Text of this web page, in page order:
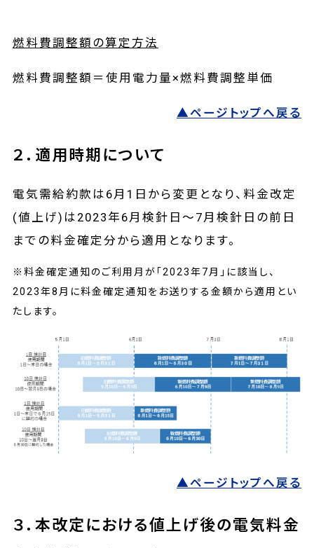
燃料費調整額の算定方法
燃料費調整額＝使用電力量×燃料費調整単価
▲ページトップへ戻る
２．適用時期について
電気需給約款は6月1日から変更となり、料金改定
(値上げ)は2023年6月検針日～7月検針日の前日
までの料金確定分から適用となります。
※料金確定通知のご利用月が「2023年7月」に該当し、
2023年8月に料金確定通知をお送りする金額から適用とい
たします。
▲ページトップへ戻る
３．本改定における値上げ後の電気料金